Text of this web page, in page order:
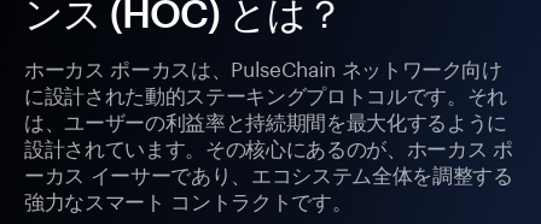
ンス (HOC) とは？
ホーカス ポーカスは、PulseChain ネットワーク向け
に設計された動的ステーキングプロトコルです。それ
は、ユーザーの利益率と持続期間を最大化するように
設計されています。その核心にあるのが、ホーカス ポ
ーカス イーサーであり、エコシステム全体を調整する
強力なスマート コントラクトです。